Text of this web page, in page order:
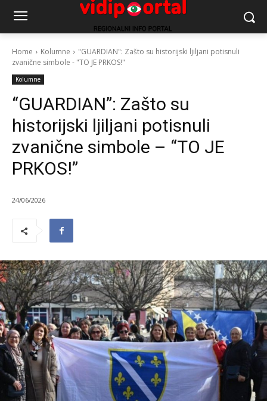
Home Kolumne
"GUARDIAN": Zašto su historijski ljiljani potisnuli
zvanične simbole - "TO JE PRKOS!"
Kolumne
“GUARDIAN”: Zašto su
historijski ljiljani potisnuli
zvanične simbole – “TO JE
PRKOS!”
24/06/2026